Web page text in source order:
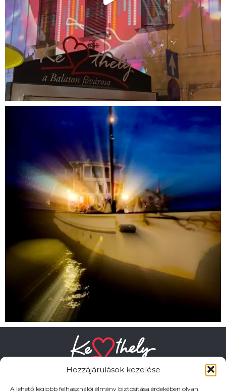
Hozzájárulások kezelése
A lehető legjobb felhasználói élmény biztosítása érdekében olyan